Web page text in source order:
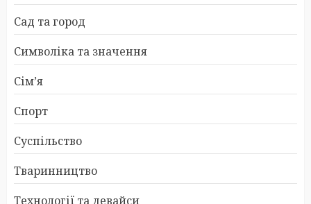
Сад та город
Символіка та значення
Сім’я
Спорт
Суспільство
Тваринництво
Технології та девайси